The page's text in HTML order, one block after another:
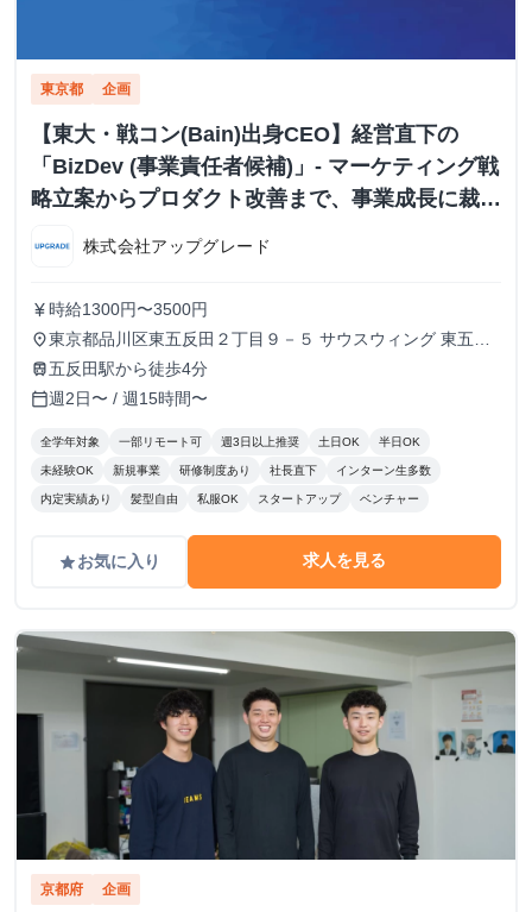
東京都 企画
【東大・戦コン(Bain)出身CEO】経営直下の
「BizDev (事業責任者候補)」- マーケティング戦
略立案からプロダクト改善まで、事業成長に裁量
株式会社アップグレード
currency_yen 時給1300円〜3500円
place東京都品川区東五反田２丁目９－５ サウスウィング 東五反
田５階
train 五反田駅から徒歩4分
calendar_today週2日〜 / 週15時間〜
全学年対象 一部リモート可 週3日以上推奨 土日OK 半日OK
未経験OK 新規事業 研修制度あり 社長直下 インターン生多数
内定実績あり 髪型自由 私服OK スタートアップ ベンチャー
gradeお気に入り 求人を見る
京都府 企画